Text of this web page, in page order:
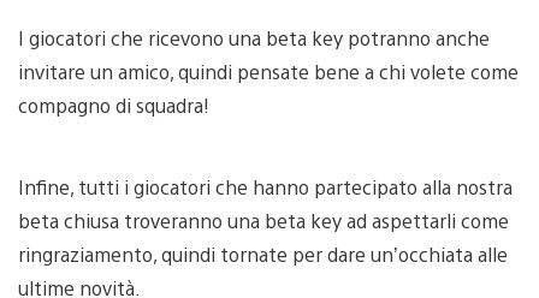
I giocatori che ricevono una beta key potranno anche
invitare un amico, quindi pensate bene a chi volete come
compagno di squadra!
Infine, tutti i giocatori che hanno partecipato alla nostra
beta chiusa troveranno una beta key ad aspettarli come
ringraziamento, quindi tornate per dare un’occhiata alle
ultime novità.